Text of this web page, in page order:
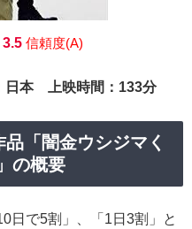
3.5信頼度(A)
本 上映時間：133分
「闇金ウシジマく
の概要
日で5割」、「1日3割」と